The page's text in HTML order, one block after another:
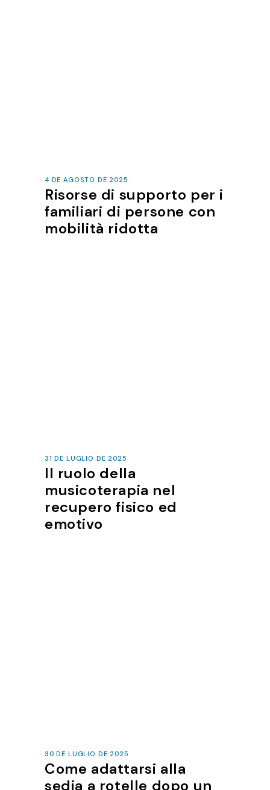
4 DE AGOSTO DE 2025
Risorse di supporto per i
familiari di persone con
mobilità ridotta
31 DE LUGLIO DE 2025
Il ruolo della
musicoterapia nel
recupero fisico ed
emotivo
30 DE LUGLIO DE 2025
Come adattarsi alla
sedia a rotelle dopo un